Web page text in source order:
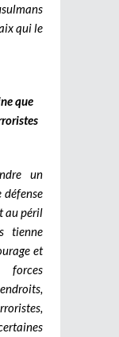
qui le
que
un
défense
au péril
tienne
et